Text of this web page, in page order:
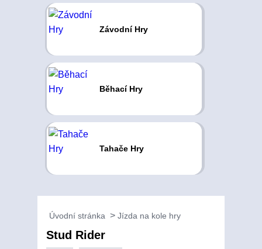
Závodní Hry
Běhací Hry
Tahače Hry
Úvodní stránka Jízda na kole hry
Stud Rider